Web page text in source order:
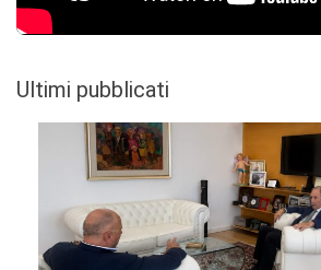
Ultimi pubblicati